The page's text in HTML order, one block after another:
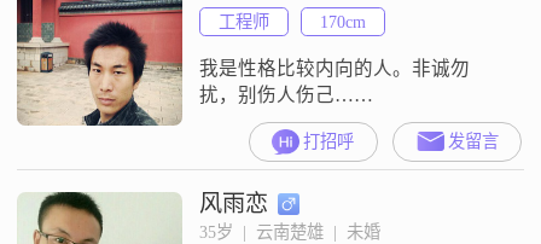
工程师
170cm
我是性格比较内向的人。非诚勿
扰，别伤人伤己……
打招呼 发留言
风雨恋
35岁  |  云南楚雄  |  未婚